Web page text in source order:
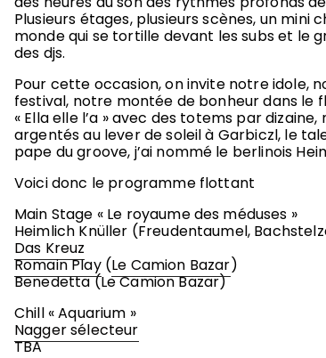
Plusieurs étages, plusieurs scènes, un mini
monde qui se tortille devant les subs et le
des djs.
Pour cette occasion, on invite notre idole,
festival, notre montée de bonheur dans le
« Ella elle l’a » avec des totems par
argentés au lever de soleil à Garbiczl, le
pape du groove, j’ai nommé le berlinois
Voici donc le programme flottant
Main Stage « Le royaume des méduses »
Heimlich Knüller (Freudentaumel,
Das Kreuz
Romain Play(Le Camion Bazar)
Benedetta (Le Camion Bazar)
Chill « Aquarium »
Nagger sélecteur
TBA